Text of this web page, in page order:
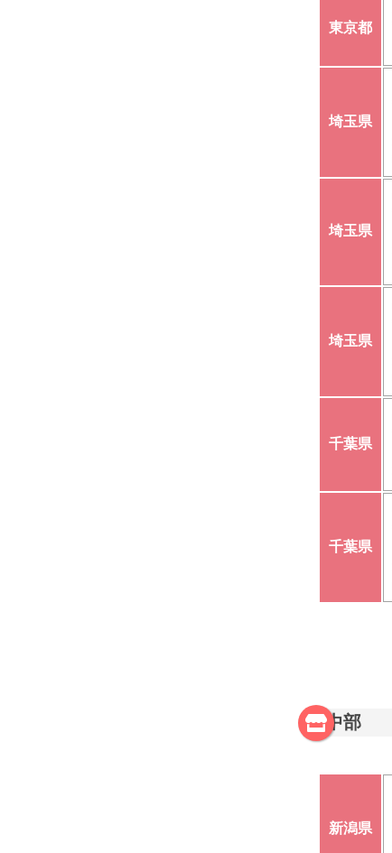
東京都
埼玉県
埼玉県
埼玉県
千葉県
千葉県
中部
新潟県